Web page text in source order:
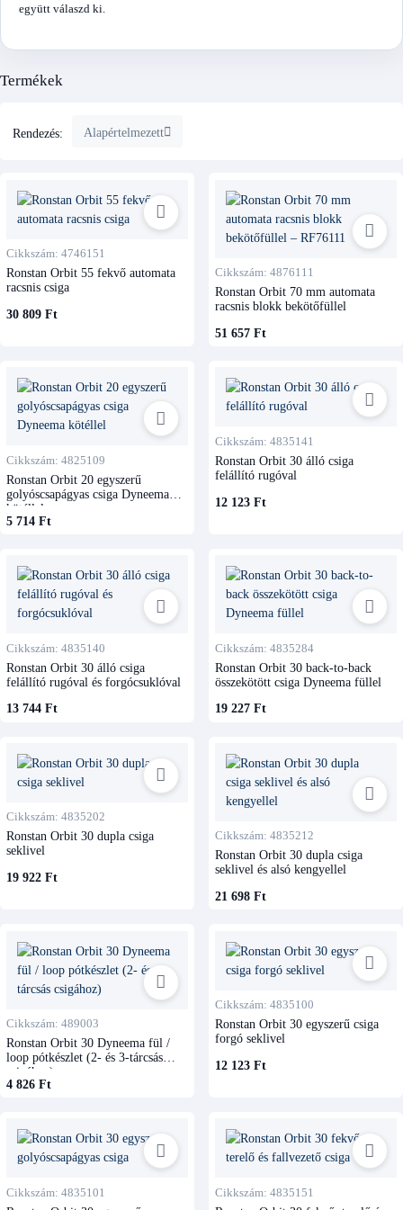
együtt válaszd ki.
Termékek
Rendezés: Alapértelmezett
Cikkszám: 4746151
Ronstan Orbit 55 fekvő automata
racsnis csiga
30 809 Ft
Cikkszám: 4876111
Ronstan Orbit 70 mm automata
racsnis blokk bekötőfüllel
51 657 Ft
Cikkszám: 4825109
Ronstan Orbit 20 egyszerű
golyóscsapágyas csiga Dyneema
kötéllel
5 714 Ft
Cikkszám: 4835141
Ronstan Orbit 30 álló csiga
felállító rugóval
12 123 Ft
Cikkszám: 4835140
Ronstan Orbit 30 álló csiga
felállító rugóval és forgócsuklóval
13 744 Ft
Cikkszám: 4835284
Ronstan Orbit 30 back-to-back
összekötött csiga Dyneema füllel
19 227 Ft
Cikkszám: 4835202
Ronstan Orbit 30 dupla csiga
seklivel
19 922 Ft
Cikkszám: 4835212
Ronstan Orbit 30 dupla csiga
seklivel és alsó kengyellel
21 698 Ft
Cikkszám: 489003
Ronstan Orbit 30 Dyneema fül /
loop pótkészlet (2- és 3-tárcsás
csigához)
4 826 Ft
Cikkszám: 4835100
Ronstan Orbit 30 egyszerű csiga
forgó seklivel
12 123 Ft
Cikkszám: 4835101 Cikkszám: 4835151